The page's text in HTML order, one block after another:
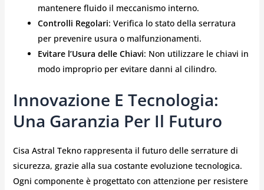
mantenere fluido il meccanismo interno.
Controlli Regolari: Verifica lo stato della serratura
per prevenire usura o malfunzionamenti.
Evitare l’Usura delle Chiavi: Non utilizzare le chiavi in
modo improprio per evitare danni al cilindro.
Innovazione E Tecnologia:
Una Garanzia Per Il Futuro
Cisa Astral Tekno rappresenta il futuro delle serrature di
sicurezza, grazie alla sua costante evoluzione tecnologica.
Ogni componente è progettato con attenzione per resistere